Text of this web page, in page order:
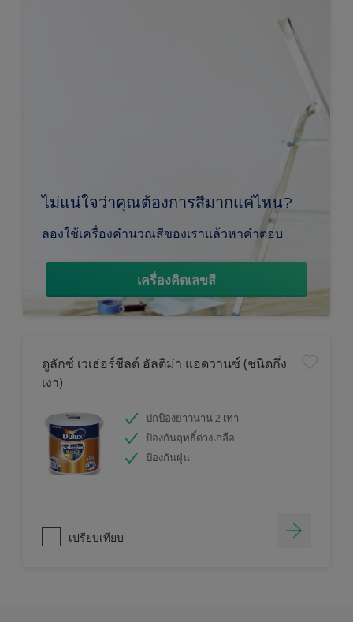
ไม่แน่ใจว่าคุณต้องการสีมากแค่ไหน?
ลองใช้เครื่องคำนวณสีของเราแล้วหาคำตอบ
เครื่องคิดเลขสี
ดูลักซ์ เวเธ่อร์ชีลด์ อัลติม่า แอดวานซ์ (ชนิดกึ่ง
เงา)
ปกป้องยาวนาน 2 เท่า
ป้องกันฤทธิ์ด่างเกลือ
ป้องกันฝุ่น
เปรียบเทียบ